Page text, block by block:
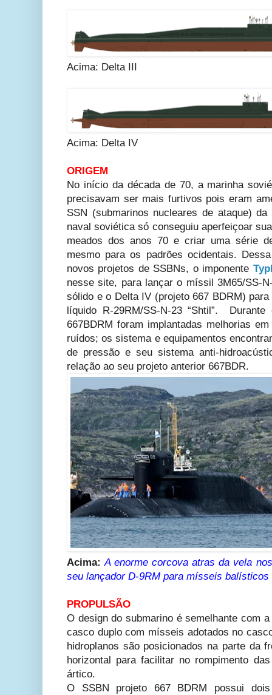
Acima: Delta III
Acima: Delta IV
ORIGEM
No início da década de 70, a marinha
precisavam ser mais furtivos pois eram
SSN (submarinos nucleares de ataque)
naval soviética só conseguiu aperfeiçoar
meados dos anos 70 e criar uma série
mesmo para os padrões ocidentais.
novos projetos de SSBNs, o imponente
nesse site, para lançar o míssil 3M65/SS-
sólido e o Delta IV (projeto 667 BDRM)
líquido R-29RM/SS-N-23 “Shtil”.
667BDRM foram implantadas melhorias
ruídos; os sistema e equipamentos
de pressão e seu sistema anti-
relação ao seu projeto anterior 667BDR.
Acima:A enorme corcova atras da vela
seu lançador D-9RM para mísseis
PROPULSÃO
O design do submarino é semelhante com
casco duplo com mísseis adotados no
hidroplanos são posicionados na parte da
horizontal para facilitar no rompimento
ártico.
O SSBN projeto 667 BDRM possui